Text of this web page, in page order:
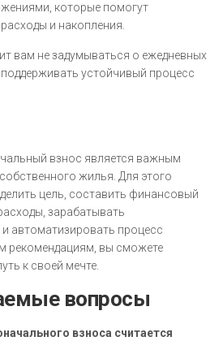
которые помогут
и накопления.
вам не задумываться о ежедневных
устойчивый процесс
взнос является важным
жилья. Для этого
цель, составить финансовый
зарабатывать
автоматизировать процесс
рекомендациям, вы сможете
к своей мечте.
вопросы
взноса считается